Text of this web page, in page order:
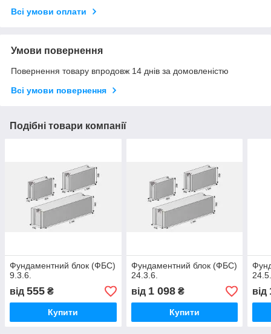
Всі умови оплати
Умови повернення
Повернення товару впродовж 14 днів за домовленістю
Всі умови повернення
Подібні товари компанії
Фундаментний блок (ФБС)
9.3.6.
від 555 ₴
Купити
Фундаментний блок (ФБС)
24.3.6.
від 1 098₴
Купити
від